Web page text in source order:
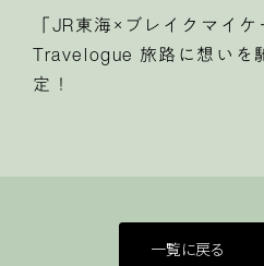
「JR東海×ブレイクマイ
Travelogue 旅路に想いを
定！
一覧に戻る